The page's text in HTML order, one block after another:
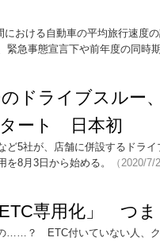
における自動車の平均旅行速度
緊急事態宣言下や前年度の同時
ドライブスル
ート 日本初
ど5社が、店舗に併設するドラ
8月3日から始める。
（2020/7/
ETC専用化」 つ
……？ ETC付いていない人、